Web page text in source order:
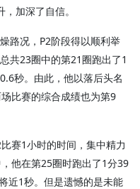
加深了自信。
路况，P2阶段得以顺利举
共23圈中的第21圈跑出了1
秒。由此，他以落后头名
比赛的综合成绩也为第9
赛1小时的时间，集中精力
他在第25圈时跑出了1分39
近1秒。但是遗憾的是未能